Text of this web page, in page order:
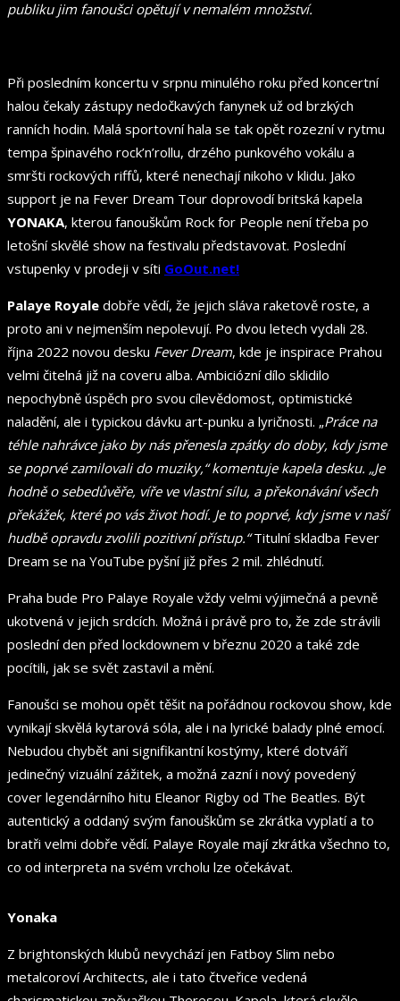
publiku jim fanoušci opětují v nemalém množství.
Při posledním koncertu v srpnu minulého roku před koncertní
halou čekaly zástupy nedočkavých fanynek už od brzkých
ranních hodin. Malá sportovní hala se tak opět rozezní v rytmu
tempa špinavého rock’n’rollu, drzého punkového vokálu a
smršti rockových riffů, které nenechají nikoho v klidu. Jako
support je na Fever Dream Tour doprovodí britská kapela
YONAKA, kterou fanouškům Rock for People není třeba po
letošní skvělé show na festivalu představovat. Poslední
vstupenky v prodeji v síti GoOut.net!
Palaye Royale dobře vědí, že jejich sláva raketově roste, a
proto ani v nejmenším nepolevují. Po dvou letech vydali 28.
října 2022 novou desku Fever Dream, kde je inspirace Prahou
velmi čitelná již na coveru alba. Ambiciózní dílo sklidilo
nepochybně úspěch pro svou cílevědomost, optimistické
naladění, ale i typickou dávku art-punku a lyričnosti. „Práce na
téhle nahrávce jako by nás přenesla zpátky do doby, kdy jsme
se poprvé zamilovali do muziky,“ komentuje kapela desku. „Je
hodně o sebedůvěře, víře ve vlastní sílu, a překonávání všech
překážek, které po vás život hodí. Je to poprvé, kdy jsme v naší
hudbě opravdu zvolili pozitivní přístup.“Titulní skladba Fever
Dream se na YouTube pyšní již přes 2 mil. zhlédnutí.
Praha bude Pro Palaye Royale vždy velmi výjimečná a pevně
ukotvená v jejich srdcích. Možná i právě pro to, že zde strávili
poslední den před lockdownem v březnu 2020 a také zde
pocítili, jak se svět zastavil a mění.
Fanoušci se mohou opět těšit na pořádnou rockovou show, kde
vynikají skvělá kytarová sóla, ale i na lyrické balady plné emocí.
Nebudou chybět ani signifikantní kostýmy, které dotváří
jedinečný vizuální zážitek, a možná zazní i nový povedený
cover legendárního hitu Eleanor Rigby od The Beatles. Být
autentický a oddaný svým fanouškům se zkrátka vyplatí a to
bratři velmi dobře vědí. Palaye Royale mají zkrátka všechno to,
co od interpreta na svém vrcholu lze očekávat.
Yonaka
Z brightonských klubů nevychází jen Fatboy Slim nebo
metalcoroví Architects, ale i tato čtveřice vedená